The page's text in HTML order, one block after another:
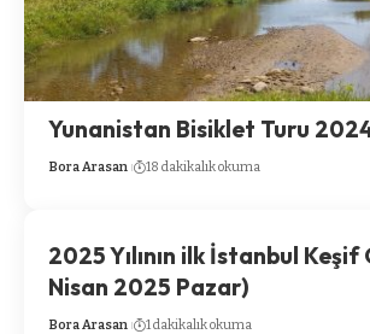
Yunanistan Bisiklet Turu
Bora Arasan 18 dakikalık okuma
2025 Yılının ilk İstanbul Keşif
Nisan 2025 Pazar)
Bora Arasan 1 dakikalık okuma